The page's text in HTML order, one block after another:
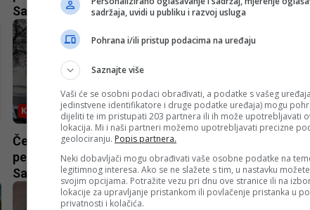
Sarajevu
Sarajevu
KULTURA
Četvrti festival muzejske
pedagogije ‘Noć u muzeju’ u
Sarajevu
KULTURA
obilježavaju
kazališta
sadržaja, uvidi u publiku i razvoj usluga
Pohrana i/ili pristup podacima na uređaju
Saznajte više
Vaši će se osobni podaci obrađivati, a podatke s vašeg
jedinstvene identifikatore i druge podatke uređaja) mogu
dijeliti te im pristupati 203 partnera ili ih može upotrebljavati
lokacija. Mi i naši partneri možemo upotrebljavati precizne
geolociranju. Popis partnera.
Neki dobavljači mogu obrađivati vaše osobne podatke na
legitimnog interesa. Ako se ne slažete s tim, u nastavku
svojim opcijama. Potražite vezu pri dnu ove stranice ili na
lokacije za upravljanje pristankom ili povlačenje pristanka u
privatnosti i kolačića.